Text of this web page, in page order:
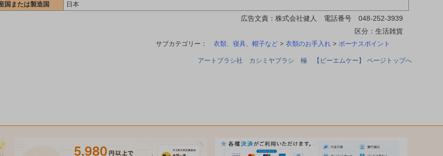
国または製造国
日本
広告文責：株式会社健人 電話番号 048-252-3939
区分：生活雑貨
サブカテゴリー： 衣類、寝具、帽子など> 衣類のお手入れ> ボーナスポイント
アートブラシ社 カシミヤブラシ 極 【ビーエムケー】 ページトップへ